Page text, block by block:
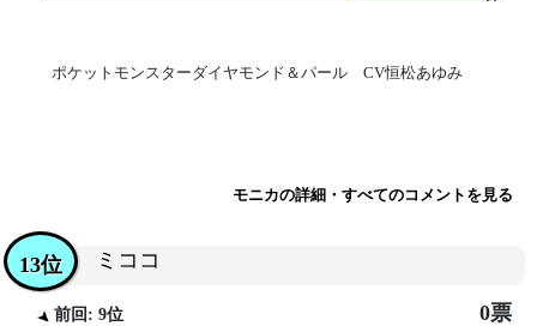
ポケットモンスターダイヤモンド＆パール CV恒松あゆみ
モニカの詳細・すべてのコメントを見る
ミココ
13位
前回: 9位 0票